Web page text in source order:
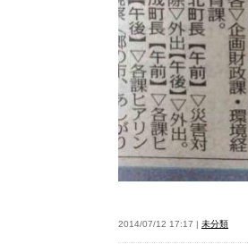
2014/07/12 17:17 | 未分類